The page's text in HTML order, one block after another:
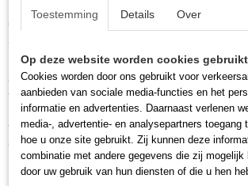
maximale kracht en uitstekende controle
diamantvorm, ruwe toplaag en
De bijgeleverde Vertex rugzak is niet
ook praktisch ontworpen met een
twee rackets, een apart geventileerd
kleding of schoenen, en een speciaal vak
tablet. Schouderbanden met foamstukken
comfort en ventilatie.
De set wordt compleet gemaakt met een
Toestemming Details Over
Op deze website worden cookies gebruikt
Cookies worden door ons gebruikt voor
aanbieden van sociale media-functies en het
informatie en advertenties. Daarnaast verlenen
media-, advertentie- en analysepartners toegang
hoe u onze site gebruikt. Zij kunnen deze
combinatie met andere gegevens die zij mogelijk
door uw gebruik van hun diensten of die u hen